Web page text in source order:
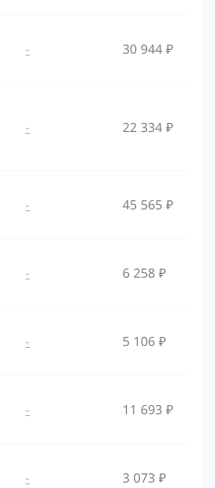
- 30 944 ₽
- 22 334 ₽
- 45 565 ₽
- 6 258 ₽
- 5 106 ₽
- 11 693 ₽
- 3 073 ₽